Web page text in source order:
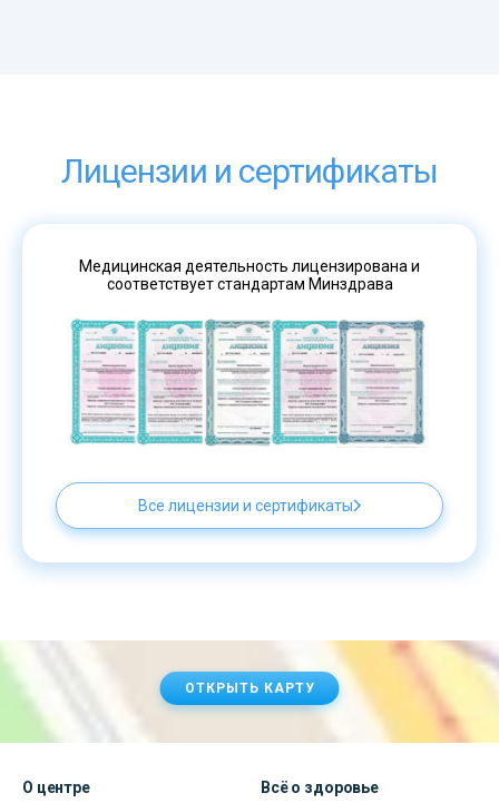
Лицензии и сертификаты
Медицинская деятельность лицензирована и
соответствует стандартам Минздрава
Все лицензии и сертификаты
ОТКРЫТЬ КАРТУ
О центре Всё о здоровье